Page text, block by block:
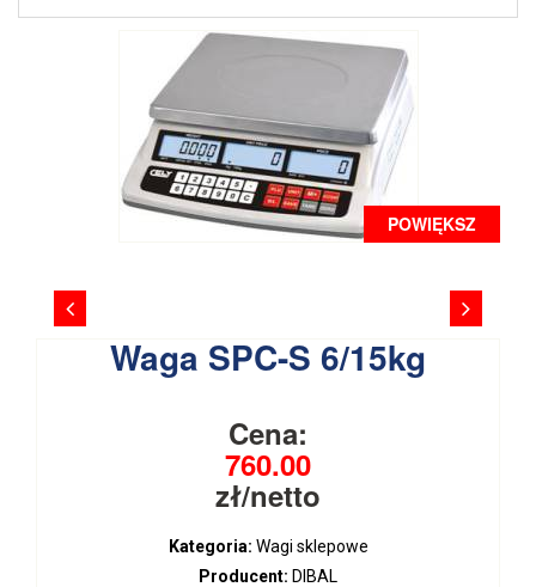
POWIĘKSZ
Waga SPC-S 6/15kg
Cena:
760.00
zł/netto
Kategoria: Wagi sklepowe
Producent: DIBAL